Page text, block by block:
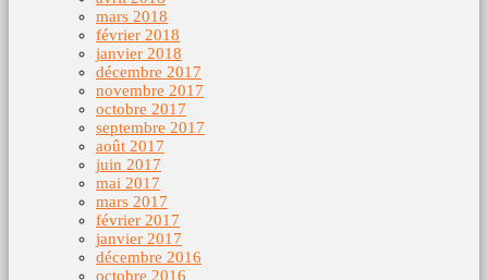
mars 2018
février 2018
janvier 2018
décembre 2017
novembre 2017
octobre 2017
septembre 2017
août 2017
juin 2017
mai 2017
mars 2017
février 2017
janvier 2017
décembre 2016
octobre 2016